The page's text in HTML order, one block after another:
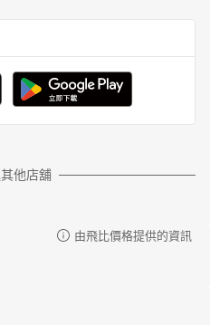
展現虛構威力的奇詭經典。——作
人殘暴。戰爭最可怕之處，是
的人，成為的不是騙子，而是兇
面對。——《紐約時報》
他店舖
由飛比價格提供的資訊